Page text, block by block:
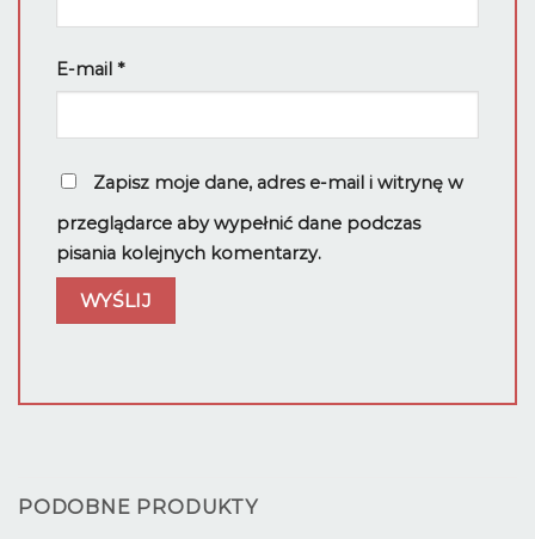
E-mail *
Zapisz moje dane, adres e-mail i witrynę w
przeglądarce aby wypełnić dane podczas
pisania kolejnych komentarzy.
PODOBNE PRODUKTY